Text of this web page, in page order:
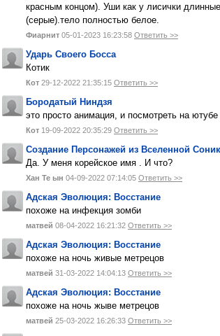
красным концом). Уши как у лисички длинные
(серые).тело полностью белое.
Фиарнит 05-01-2023 16:23:58 Ответить >>
Ударь Своего Босса
Котик
Кот 29-12-2022 21:35:15 Ответить >>
Бородатый Ниндзя
это просто анимация, и посмотреть на
Кот 19-09-2022 20:35:29 Ответить >>
Создание Персонажей из Вселенной
Да. У меня корейское имя . И что?
Хан Те ын 04-09-2022 07:14:05 Ответить >>
Адская Эволюция: Восстание
похоже на инфекция зомби
матвей 08-04-2022 16:21:32 Ответить >>
Адская Эволюция: Восстание
похоже на ночь живые метрецов
матвей 31-03-2022 14:04:13 Ответить >>
Адская Эволюция: Восстание
похоже на ночь жыве метрецов
матвей 25-03-2022 16:26:33 Ответить >>